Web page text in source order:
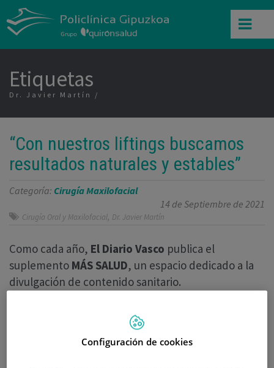
Etiquetas
Dr. Javier Martín
“Con nuestros liftings buscamos
resultados naturales y estables”
Categoría: Cirugía Maxilofacial
14 de Septiembre de 2021
Cirugía Oral y Maxilofacial, Dr. Javier Martín
Como cada año, El Diario Vasco publica el
suplemento MÁS SALUD, un espacio dedicado a la
divulgación de contenido sanitario.
Cirugía Oral y Maxilofacial
la que el Dr. Javier Martín habla sobre tratamientos
para la mejora de la estética facial.
Configuración de cookies